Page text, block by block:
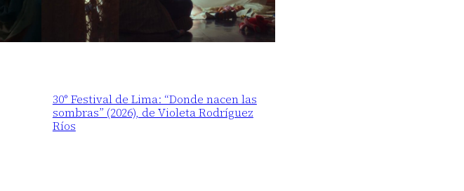
30° Festival de Lima: “Donde nacen las
sombras” (2026), de Violeta Rodríguez
Ríos